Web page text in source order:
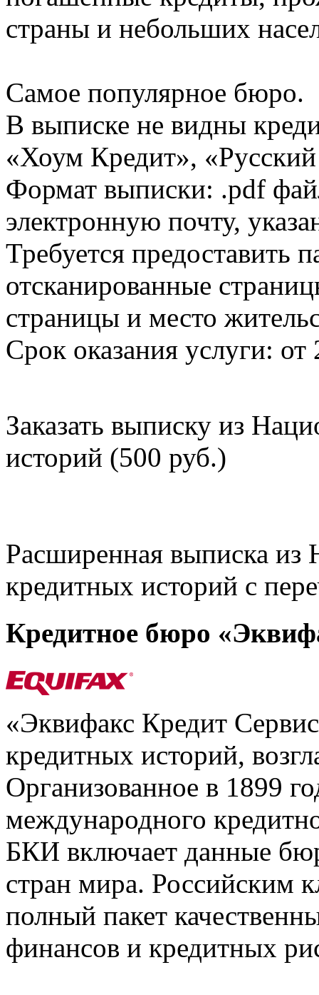
страны и небольших
Самое популярное бюро.
В выписке не видны
«Хоум Кредит»,
Формат выписки: .pdf
электронную почту,
Требуется предоставить
отсканированные
страницы и место
Срок оказания услуги: от
Заказать выписку из
историй (500 руб.)
Расширенная выписка из
кредитных историй с
Кредитное бюро
«Эквифакс Кредит
кредитных историй,
Организованное в 1899
международного
БКИ включает данные
стран мира. Российским
полный пакет
финансов и кредитных